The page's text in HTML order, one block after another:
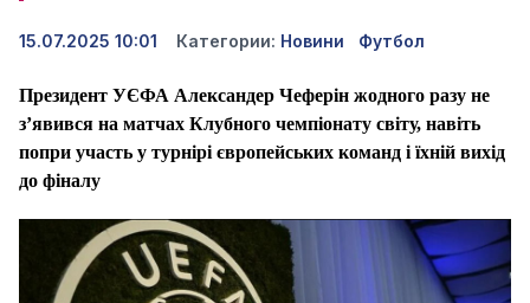
15.07.2025 10:01 Категории: Новини Футбол
Президент УЄФА Александер Чеферін жодного разу не
з’явився на матчах Клубного чемпіонату світу, навіть
попри участь у турнірі європейських команд і їхній вихід
до фіналу